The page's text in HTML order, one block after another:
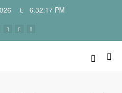
6:32:18 PM